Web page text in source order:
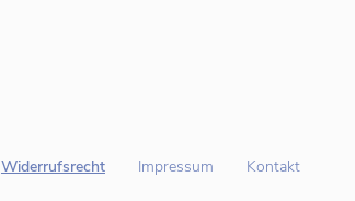
Widerrufsrecht Impressum Kontakt